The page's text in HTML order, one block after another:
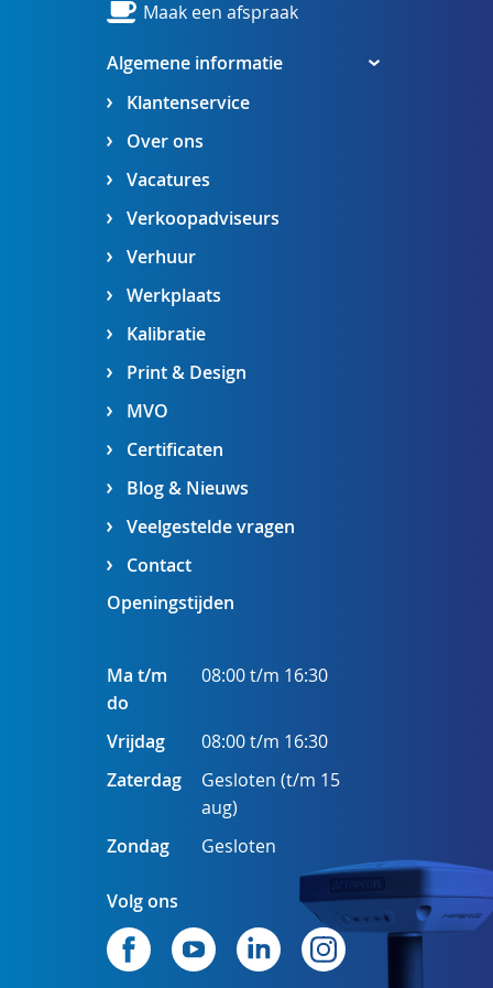
Algemene informatie
Klantenservice
Over ons
Vacatures
Verkoopadviseurs
Verhuur
Werkplaats
Kalibratie
Print & Design
MVO
Certificaten
Blog & Nieuws
Veelgestelde vragen
Contact
Maak een afspraak
Openingstijden
Ma t/m
do
08:00 t/m 16:30
Vrijdag
08:00 t/m 16:30
Zaterdag
Gesloten (t/m 15
aug)
Zondag
Gesloten
Volg ons